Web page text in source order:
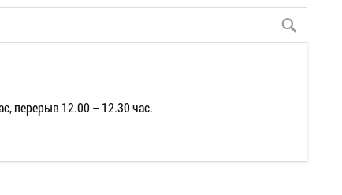
перерыв 12.00 – 12.30 час.